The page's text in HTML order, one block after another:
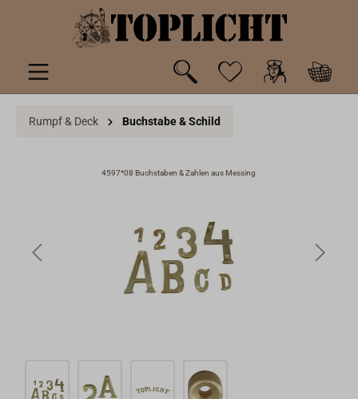
springen
Rumpf & Deck Buchstabe & Schild
4597*08 Buchstaben & Zahlen aus Messing